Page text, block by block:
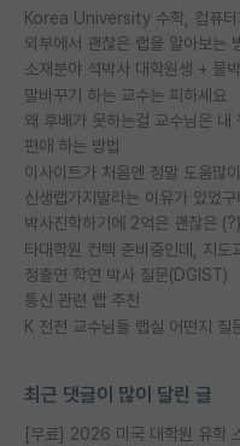
외부에서 괜찮은 랩을 알아보는
소재분야 석박사 대학원생 + 물
말바꾸기 하는 교수는 피하세요
편애 하는 방법
이사이트가 처음엔 정말 도움많이
신생랩가지말라는 이유가 있었구
정출연 학연 박사 질문(DGIST)
통신 관련 랩 추천
K 전전 교수님들 랩실 어떤지 질
최근 댓글이 많이 달린 글